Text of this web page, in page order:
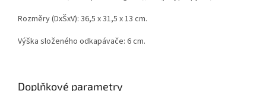
Rozměry (DxŠxV): 36,5 x 31,5 x 13 cm.
Výška složeného odkapávače: 6 cm.
Doplňkové parametry